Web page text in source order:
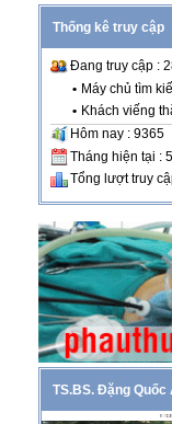
Thống kê truy cập
Đang truy cập :
• Máy chủ tìm
• Khách viếng
Hôm nay : 9365
Tháng hiện tại :
Tổng lượt truy
TS.BS. Đặng Quốc